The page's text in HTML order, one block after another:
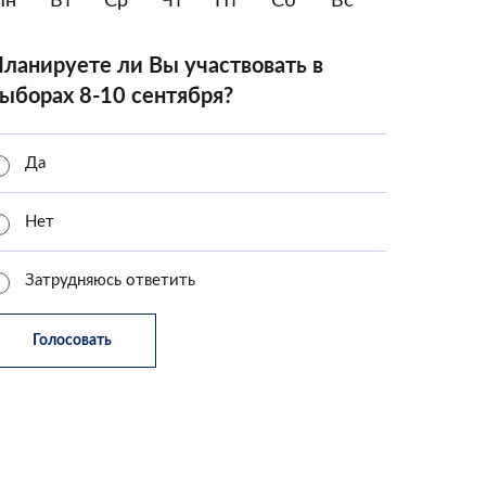
ли Вы участвовать в
8-10 сентября?
Да
Нет
Затрудняюсь ответить